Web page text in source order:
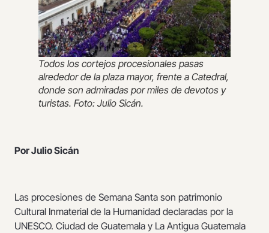
Todos los cortejos procesionales pasas
alrededor de la plaza mayor, frente a Catedral,
donde son admiradas por miles de devotos y
turistas. Foto: Julio Sicán.
Por Julio Sicán
Las procesiones de Semana Santa son patrimonio
Cultural Inmaterial de la Humanidad declaradas por la
UNESCO. Ciudad de Guatemala y La Antigua Guatemala